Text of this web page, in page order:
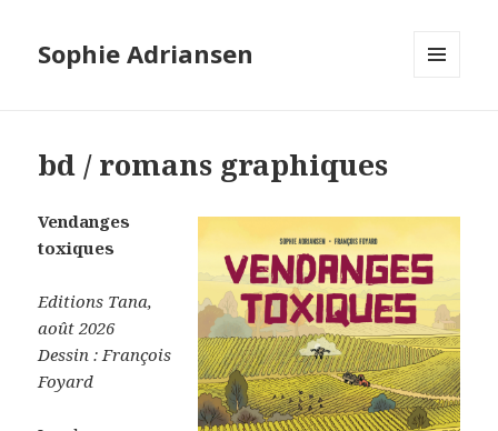
Sophie Adriansen
bd / romans graphiques
Vendanges
toxiques
Editions Tana,
août 2026
Dessin : François
Foyard